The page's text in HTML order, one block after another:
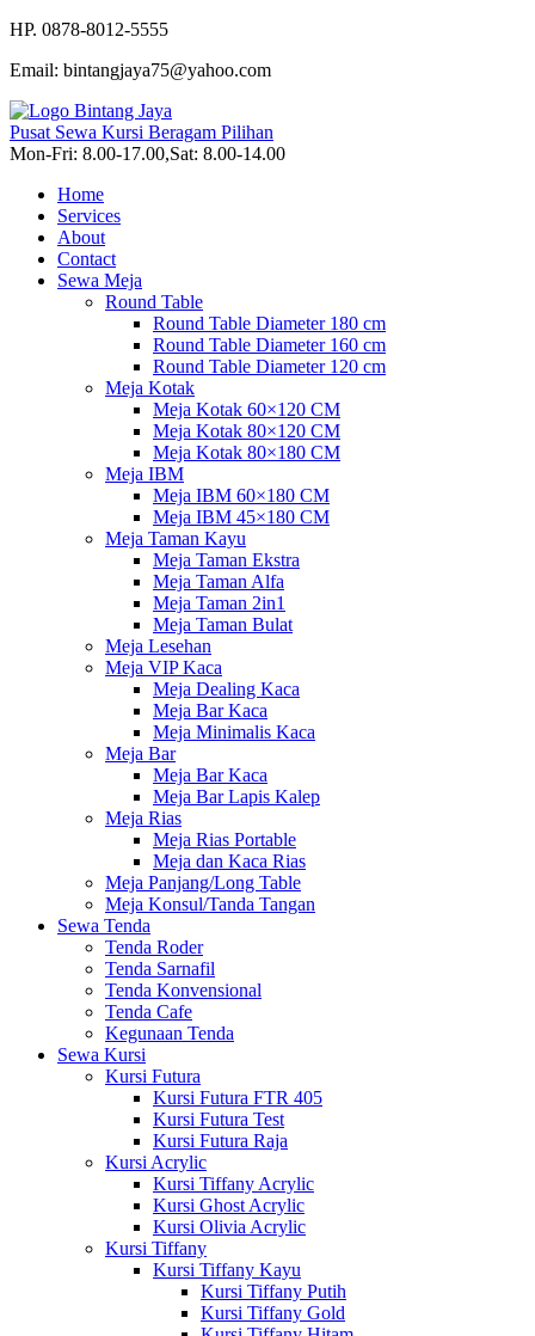
HP. 0878-8012-5555
Email: bintangjaya75@yahoo.com
Pusat Sewa Kursi Beragam Pilihan
Mon-Fri: 8.00-17.00,Sat: 8.00-14.00
Home
Services
About
Contact
Sewa Meja
Round Table
Round Table Diameter 180 cm
Round Table Diameter 160 cm
Round Table Diameter 120 cm
Meja Kotak
Meja Kotak 60×120 CM
Meja Kotak 80×120 CM
Meja Kotak 80×180 CM
Meja IBM
Meja IBM 60×180 CM
Meja IBM 45×180 CM
Meja Taman Kayu
Meja Taman Ekstra
Meja Taman Alfa
Meja Taman 2in1
Meja Taman Bulat
Meja Lesehan
Meja VIP Kaca
Meja Dealing Kaca
Meja Bar Kaca
Meja Minimalis Kaca
Meja Bar
Meja Bar Kaca
Meja Bar Lapis Kalep
Meja Rias
Meja Rias Portable
Meja dan Kaca Rias
Meja Panjang/Long Table
Meja Konsul/Tanda Tangan
Sewa Tenda
Tenda Roder
Tenda Sarnafil
Tenda Konvensional
Tenda Cafe
Kegunaan Tenda
Sewa Kursi
Kursi Futura
Kursi Futura FTR 405
Kursi Futura Test
Kursi Futura Raja
Kursi Acrylic
Kursi Tiffany Acrylic
Kursi Ghost Acrylic
Kursi Olivia Acrylic
Kursi Tiffany
Kursi Tiffany Kayu
Kursi Tiffany Putih
Kursi Tiffany Gold